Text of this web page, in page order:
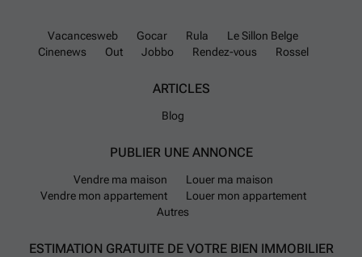
Vacancesweb Gocar Rula
Le Sillon Belge
Cinenews
Out Jobbo Rendez-vous Rossel
ARTICLES
Blog
PUBLIER UNE ANNONCE
Vendre ma maison
Louer ma maison
Vendre mon appartement
Louer mon appartement
Autres
ESTIMATION GRATUITE DE VOTRE BIEN IMMOBILIER